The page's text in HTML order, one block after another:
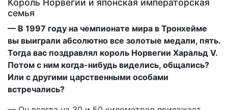
Король Норвегии и японская императорская
семья
— В 1997 году на чемпионате мира в Тронхейме
вы выиграли абсолютно все золотые медали, пять.
Тогда вас поздравлял король Норвегии Харальд V.
Потом с ним когда-нибудь виделись, общались?
Или с другими царственными особами
встречались?